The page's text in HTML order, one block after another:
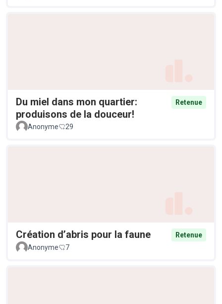
Du miel dans mon quartier:
produisons de la douceur!
Retenue
Anonyme 29
Création d’abris pour la faune
Retenue
Anonyme
7